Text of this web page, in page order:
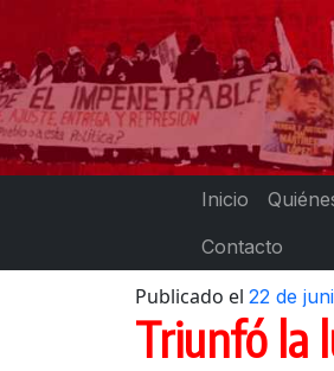
content
Inicio
Contacto
Publicado el 22 de
Triunfó la